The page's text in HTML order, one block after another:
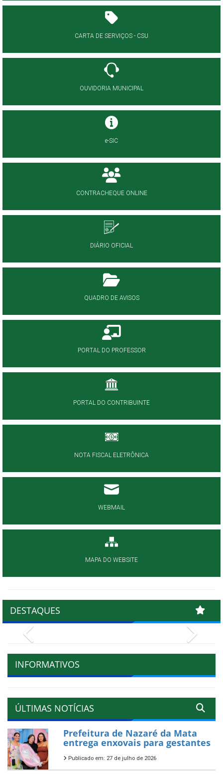
CARTA DE SERVIÇOS - CSU
OUVIDORIA MUNICIPAL
e-SIC
CONTRACHEQUE ONLINE
DIÁRIO OFICIAL
QUADRO DE AVISOS
PORTAL DO PROFESSOR
PORTAL DO CONTRIBUINTE
NOTA FISCAL ELETRÔNICA
WEBMAIL
MAPA DO WEBSITE
DESTAQUES
INFORMATIVOS
ÚLTIMAS NOTÍCIAS
Prefeitura de Nazaré da Mata
entrega enxovais para gestantes
Publicado em: 27 de julho de 2026